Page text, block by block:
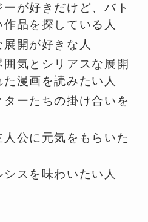
が好きだけど、バト
品を探している人
開が好きな人
気とシリアスな展開
漫画を読みたい人
ーたちの掛け合いを
公に元気をもらいた
スを味わいたい人